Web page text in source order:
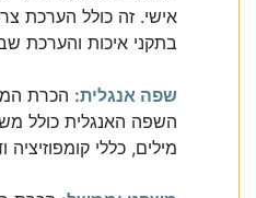
אישי. זה כולל הערכת
בתקני איכות והערכת
שפה אנגלית: הכרת
השפה האנגלית כולל
מילים, כללי קומפוזיציה